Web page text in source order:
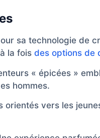
sa technologie de
la fois des options de
« épicées »
hommes.
orientés vers les